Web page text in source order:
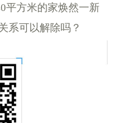
平方米的家焕然一新
系可以解除吗？